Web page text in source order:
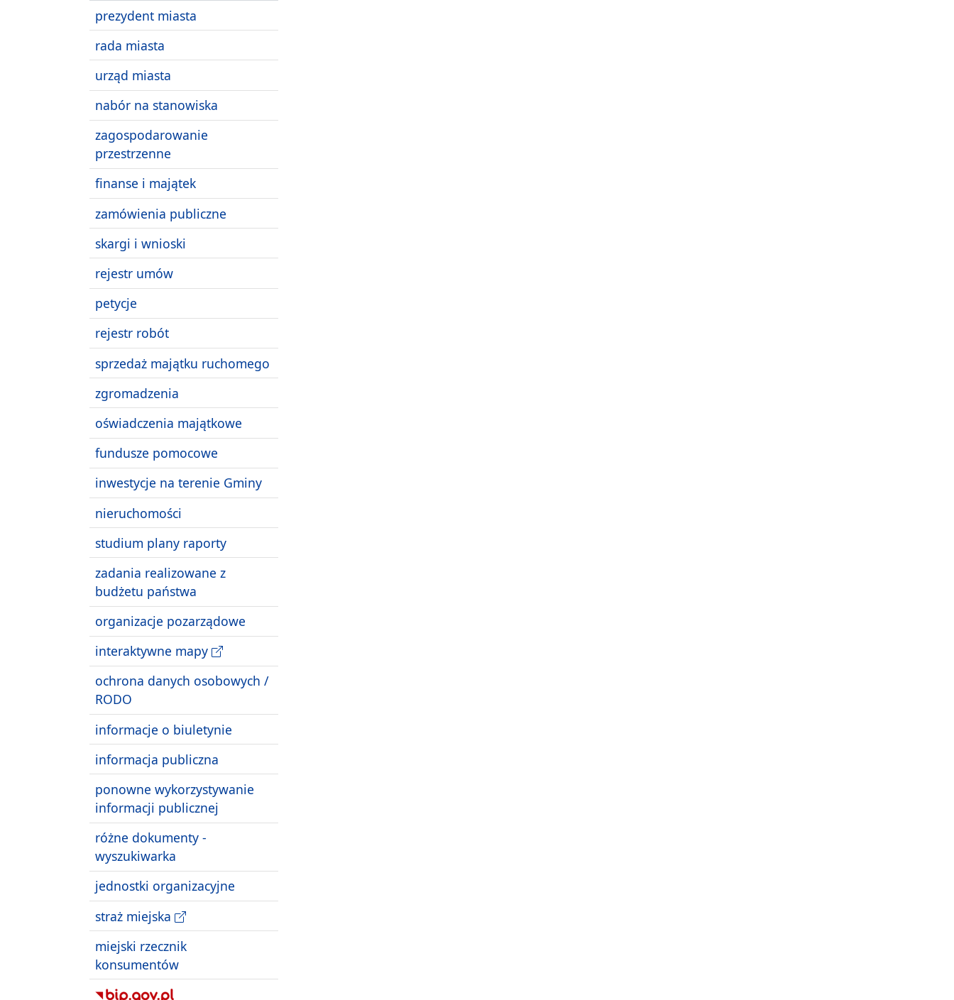
prezydent miasta
rada miasta
urząd miasta
nabór na stanowiska
zagospodarowanie
przestrzenne
finanse i majątek
zamówienia publiczne
skargi i wnioski
rejestr umów
petycje
rejestr robót
sprzedaż majątku ruchomego
zgromadzenia
oświadczenia majątkowe
fundusze pomocowe
inwestycje na terenie Gminy
nieruchomości
studium plany raporty
zadania realizowane z
budżetu państwa
organizacje pozarządowe
interaktywne mapy
ochrona danych osobowych /
RODO
informacje o biuletynie
informacja publiczna
ponowne wykorzystywanie
informacji publicznej
różne dokumenty -
wyszukiwarka
jednostki organizacyjne
straż miejska
miejski rzecznik
konsumentów